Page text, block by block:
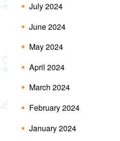
July 2024
June 2024
May 2024
April 2024
March 2024
February 2024
January 2024